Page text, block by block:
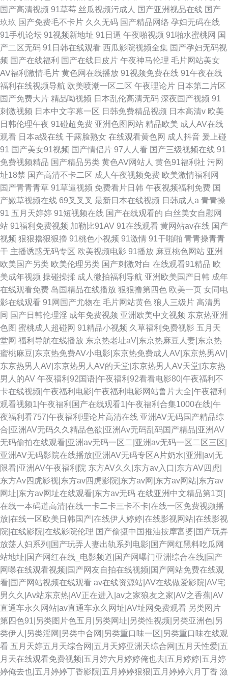
国产高清视频 91草莓 丝瓜视频污成人 国产亚洲视品在线 国产
玖玖 国产免费毛不卡片 久久无码 国产精品网络 孕妇无码在线
91手机论坛 91视频新地址 91日逼 午夜啪视频 91啪水蜜桃网 国
产二区无码 91日韩在线观看 西瓜影院视频全集 国产孕妇无码视
频 国产在线福利 国产在线日皮片 午夜神马伦理 毛片网站美女
AV福利激情毛片 黄色网在线播放 91视频免费在线 91午夜在线
福利在线视频导航 欧美喷潮一区二区 午夜理论片 日本第二片区
国产免费大片 精品呦视频 日本乱伦高清无码 深夜国产视频 91
刺激视频 日本中文字幕一区 日韩免费精品视频 日本高清v 欧美
日韩伦理午夜 91碰超免费 亚洲色图网站 精品欧美 成人AV在线
观看 日本a级在线 干露脸熟女 在线观看黄色网 成人抖音 爰上碰
91 国产美女91视频 国产情侣片 97人人看 国产三级视频在线 91
免费视频精品 国产精品另类 黄色AV网站人 黄色91福利社 污网
址18禁 国产高清不卡二区 成人午夜视频免费 欧美激情福利网
国产青青青草 91草逼视频 免费看片日韩 午夜视频福利免费 国
产嫩草视频在线 69叉叉叉 最新日本在线视频 日韩成人a 青青操
91 五月天婷婷 91短视频在线 国产在线观看的 白丝美女自慰网
站 91福利免费视频 加勒比91AV 91在线观看 黄网站av在线 国产
视频 狠狠擼狠狠擼 91桃色小视频 91激情 91干啪啪 青青操青青
干 主播诱惑无码专区 欧美视频电影 91播放 麻豆桃色网站 亚洲
欧美国产另类 欧美伦理另类 国产刺激对白 在线观看91精品 欧
美成年视频 操碰操揉 成人微拍福利导航 亚洲欧美国产日韩 成年
在线观看免费 岛国精品在线播放 狠狠撸第四色 欧美一页 女同电
影在线观看 91网国产尤物在 毛片网站黄色 狼人三级片 高清男
同 国产日韩伦理淫 成年免费视频 亚洲欧美中文视频 东京热亚洲
色图 蜜桃成人超碰网 91精品小视频 久草福利免费视影 五月天
堂网 福利导航在线播放 东京热老址aV|东京热麻豆人妻|东京热
蜜桃麻豆|东京热免费AV小电影|东京热免费成人AV|东京热男AV|
东京热男人AV|东京热男人AV的天堂|东京热男人AV天堂|东京热
男人的AV 午夜福利92国语|午夜福利92看看电影80|午夜福利不
卡在线视频|午夜福利电影|午夜福利电影网站鲁片大全|午夜福利
观看视频1|午夜福利国产在线观看1|午夜福利合集1000在线|午
夜福利看757|午夜福利理论片高清在线 亚洲AV无码国产精品综
合|亚洲AV无码久久精品色欲|亚洲Av无码乱码国产精品|亚洲AV
无码偷拍在线观看|亚洲av无码一区二|亚洲av无码一区二区三区|
亚洲AV无码影院在线播放|亚洲AV无码专区A片奶水|亚洲|av|无
限看|亚洲AV午夜福利院 东方AV久久|东方av入口|东方AV四虎|
东方Av四虎影视|东方av四虎影院|东方av网|东方av网站|东方av
网址|东方av网址在线观看|东方av无码 在线亚洲中文精品第1页|
在线一本码道高清|在线一卡二卡三卡不卡|在线一区免费视频播
放|在线一区欧美日韩国产|在线伊人婷婷|在线影视网站|在线影视
院|在线影院|在线影院伦理 国产偷摄中国推油按摩富婆|国产玩弄
放荡人妇系列|国产玩弄人妻出轨系列电影|国产网红黑料吃瓜网
站地址|国产网红在线_电影频道|国产网曝门亚洲综合在线|国产
网曝在线观看视频|国产网友自拍在线视频|国产网站免费在线观
看|国产网站视频在线观看 av在线资源站|AV在线做爱影院|AV宅
男久久|Av站东京热|AV正在进入|av之家狼友之家|AV之香蕉|AV
直通车永久网站|av直通车永久网址|AV址网免费观看 另类图片
第四色91|另类图片色五月|另类网址|另类性视频|另类亚洲色|另
类伊人|另类淫网|另类中合网|另类重口味一区|另类重口味在线观
看 五月天婷五月天综合网|五月天婷亚洲天综合网|五月天性爱|五
月天在线观看免费视频|五月婷六月婷婷俺也去|五月婷婷|五月婷
婷俺去也|五月婷婷丁香影院|五月婷婷狠狠|五月婷婷六月丁香 激